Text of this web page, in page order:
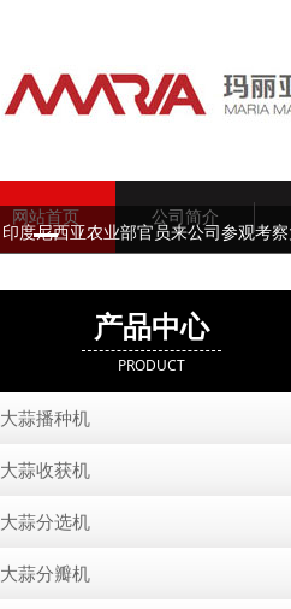
网站首页 公司简介
印度尼西亚农业部官员来公司参观考
产品中心
PRODUCT
大蒜播种机
大蒜收获机
大蒜分选机
大蒜分瓣机